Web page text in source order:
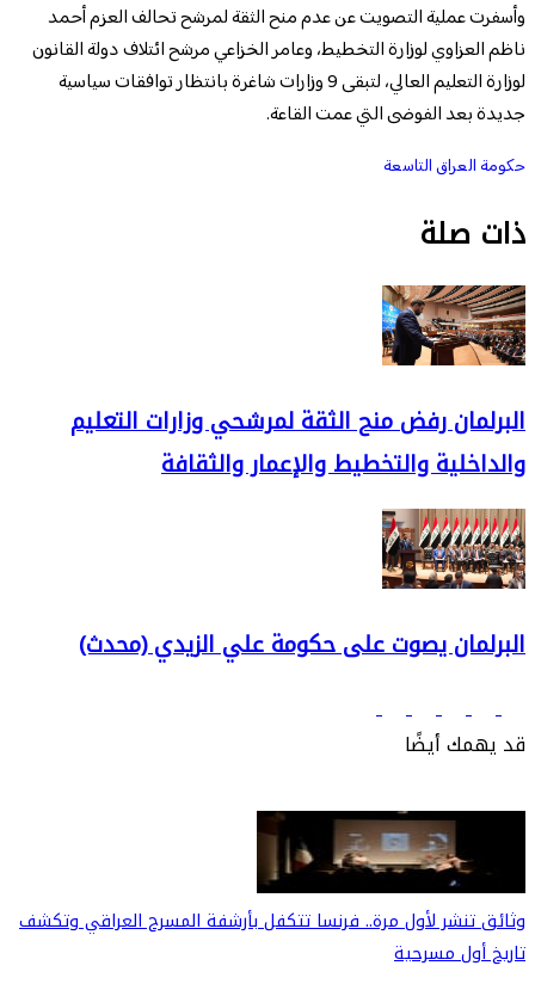
وأسفرت عملية التصويت عن عدم منح الثقة لمرشح تحالف العزم أحمد
ناظم العزاوي لوزارة التخطيط، وعامر الخزاعي مرشح ائتلاف دولة القانون
لوزارة التعليم العالي، لتبقى 9 وزارات شاغرة بانتظار توافقات سياسية
جديدة بعد الفوضى التي عمت القاعة.
حكومة العراق التاسعة
ذات صلة
البرلمان رفض منح الثقة لمرشحي وزارات التعليم
والداخلية والتخطيط والإعمار والثقافة
البرلمان يصوت على حكومة علي الزيدي (محدث)
قد يهمك أيضًا
وثائق تنشر لأول مرة.. فرنسا تتكفل بأرشفة المسرح العراقي وتكشف
تاريخ أول مسرحية